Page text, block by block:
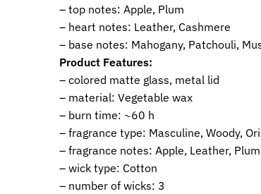
– top notes: Apple, Plum
– heart notes: Leather, Cashmere
– base notes: Mahogany, Patchouli,
Product Features:
– colored matte glass, metal lid
– material: Vegetable wax
– burn time: ~60 h
– fragrance type: Masculine, Woody,
– fragrance notes: Apple, Leather,
– wick type: Cotton
– number of wicks: 3